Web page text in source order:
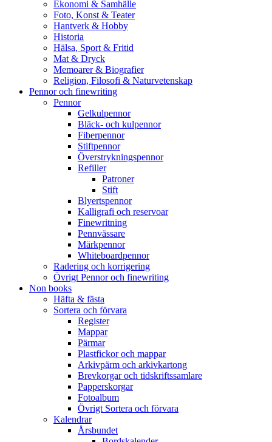
Ekonomi & Samhälle
Foto, Konst & Teater
Hantverk & Hobby
Historia
Hälsa, Sport & Fritid
Mat & Dryck
Memoarer & Biografier
Religion, Filosofi & Naturvetenskap
Pennor och finewriting
Pennor
Gelkulpennor
Bläck- och kulpennor
Fiberpennor
Stiftpennor
Överstrykningspennor
Refiller
Patroner
Stift
Blyertspennor
Kalligrafi och reservoar
Finewritning
Pennvässare
Märkpennor
Whiteboardpennor
Radering och korrigering
Övrigt Pennor och finewriting
Non books
Häfta & fästa
Sortera och förvara
Register
Mappar
Pärmar
Plastfickor och mappar
Arkivpärm och arkivkartong
Brevkorgar och tidskriftssamlare
Papperskorgar
Fotoalbum
Övrigt Sortera och förvara
Kalendrar
Årsbundet